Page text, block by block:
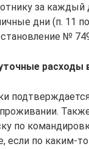
за каждый
дни (п. 11
№
расходы
по
если по каким-